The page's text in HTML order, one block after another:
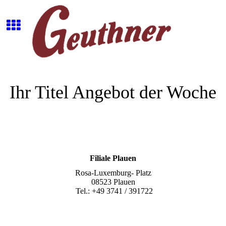
Ihr Titel Angebot der Woche
Filiale Plauen
Rosa-Luxemburg- Platz
08523 Plauen
Tel.: +49 3741 / 391722